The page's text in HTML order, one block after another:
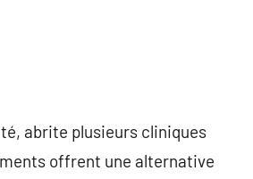
abrite plusieurs cliniques
offrent une alternative